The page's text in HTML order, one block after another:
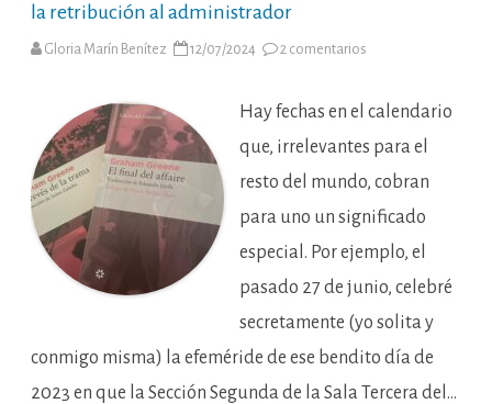
la retribución al administrador
Gloria Marín Benítez 12/07/2024 2 comentarios
la
el
revés
mi
Un
prospectivo
sobre
la
deducibilidad
de
retribución
administrador
Hay fechas en el calendario
que, irrelevantes para el
resto del mundo, cobran
para uno un significado
especial. Por ejemplo, el
pasado 27 de junio, celebré
secretamente (yo solita y
conmigo misma) la efeméride de ese bendito día de
2023 en que la Sección Segunda de la Sala Tercera del…